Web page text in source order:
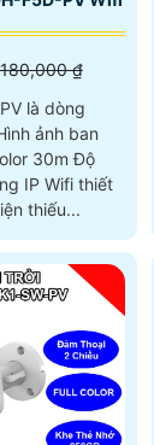
₫
là dòng
ảnh ban
30m Độ
thiếu...